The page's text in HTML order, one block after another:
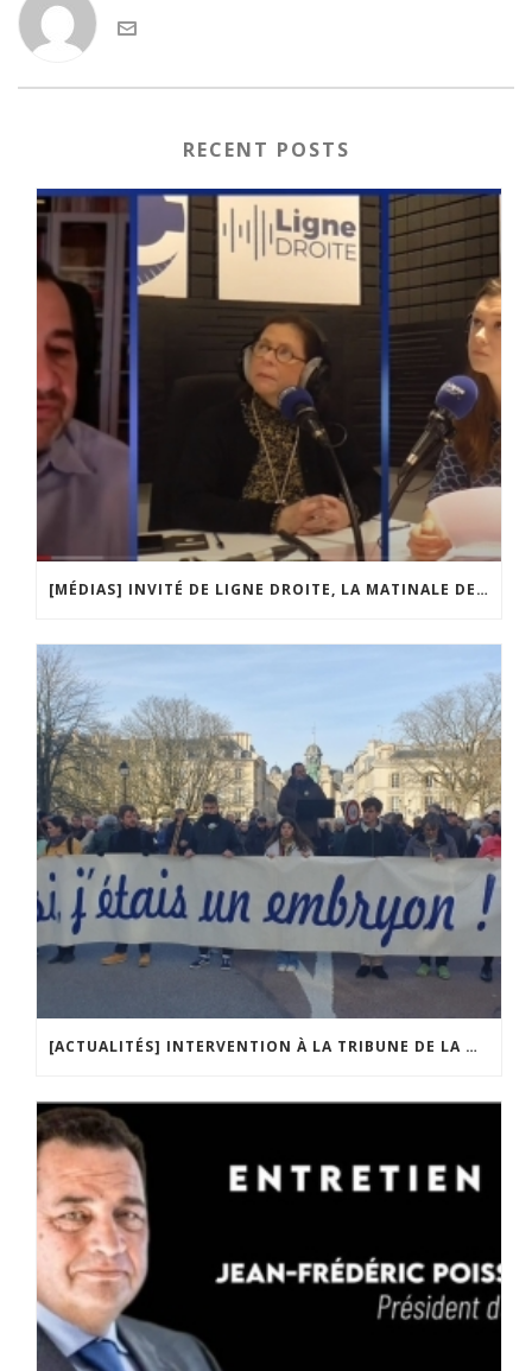
RECENT POSTS
[MÉDIAS] INVITÉ DE LIGNE DROITE, LA MATINALE DE RADIO COURTOISIE
[ACTUALITÉS] INTERVENTION À LA TRIBUNE DE LA MOBILISATION CONTRE LA CONSTITUTIONNALISATION DE L’IVG